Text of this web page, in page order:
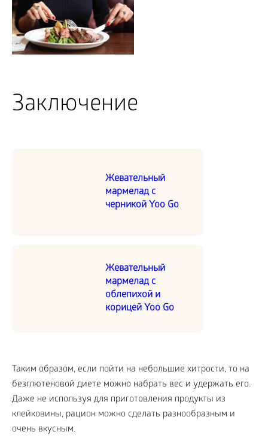
Заключение
Жевательный
мармелад с
черникой Yoo Go
Жевательный
мармелад с
облепихой и
корицей Yoo Go
Таким образом, если пойти на небольшие хитрости, то на
безглютеновой диете можно набрать вес и удержать его.
Даже не используя для приготовления продукты из
клейковины, рацион можно сделать разнообразным и
очень вкусным.